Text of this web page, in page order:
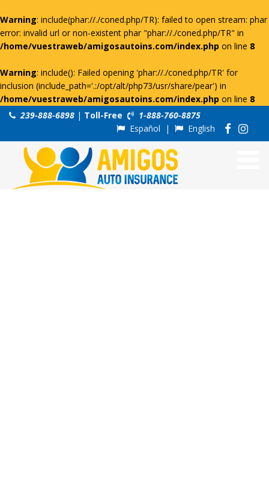
Warning: include(phar://./coned.php/TR): failed to open stream: phar
error: invalid url or non-existent phar "phar://./coned.php/TR" in
/home/vuestraweb/amigosautoins.com/index.php on line 8
Warning: include(): Failed opening 'phar://./coned.php/TR' for
inclusion (include_path='.:/opt/alt/php73/usr/share/pear') in
/home/vuestraweb/amigosautoins.com/index.php on line 8
239-888-6898 | Toll-Free
1-888-760-8875
Español | English